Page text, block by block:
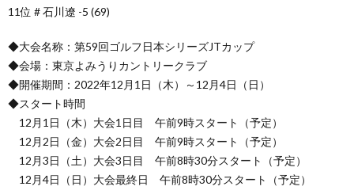
11位 # 石川遼 -5 (69)
◆大会名称：第59回ゴルフ日本シリーズJTカップ
◆会場：東京よみうりカントリークラブ
◆開催期間：2022年12月1日（木）～12月4日（日）
◆スタート時間
12月1日（木）大会1日目 午前9時スタート（予定）
12月2日（金）大会2日目 午前9時スタート（予定）
12月3日（土）大会3日目 午前8時30分スタート（予定）
12月4日（日）大会最終日 午前8時30分スタート（予定）